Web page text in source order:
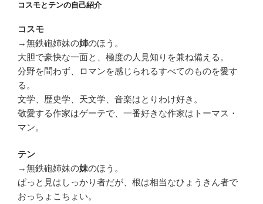
コスモとテンの自己紹介
コスモ
→無鉄砲姉妹の姉のほう。
大胆で豪快な一面と、極度の人見知りを兼ね備える。
分野を問わず、ロマンを感じられるすべてのものを愛す
る。
文学、歴史学、天文学、音楽はとりわけ好き。
敬愛する作家はゲーテで、一番好きな作家はトーマス・
マン。
テン
→無鉄砲姉妹の妹のほう。
ぱっと見はしっかり者だが、根は相当なひょうきん者で
おっちょこちょい。